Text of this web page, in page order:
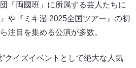
「両國班」に所属する芸人たちに
や『ミキ漫 2025全国ツアー』の初
注目を集める公演が多数。
クイズイベントとして絶大な人気